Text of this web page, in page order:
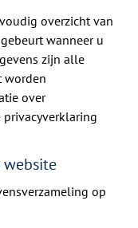
overzicht van
wanneer u
zijn alle
worden
over
website
op